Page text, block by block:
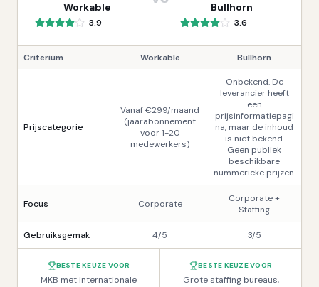
Workable
3.9
Bullhorn
3.6
Criterium Workable Bullhorn
Prijscategorie
Vanaf €299/maand
(jaarabonnement
voor 1-20
medewerkers)
Onbekend. De
leverancier heeft
een
prijsinformatiepagi
na, maar de inhoud
is niet bekend.
Geen publiek
beschikbare
nummerieke prijzen.
Focus Corporate
Corporate +
Staffing
Gebruiksgemak 4/5 3/5
BESTE KEUZE VOOR
MKB met internationale
BESTE KEUZE VOOR
Grote staffing bureaus,